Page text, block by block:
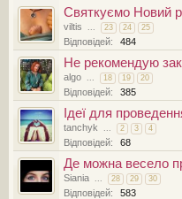
Святкуємо Новий
viltis ... 23 24 25
Відповідей: 484
Не рекомендую
algo ... 18 19 20
Відповідей: 385
Ідеї для
tanchyk ... 2 3 4
Відповідей: 68
Де можна весело
Siania ... 28 29 30
Відповідей: 583